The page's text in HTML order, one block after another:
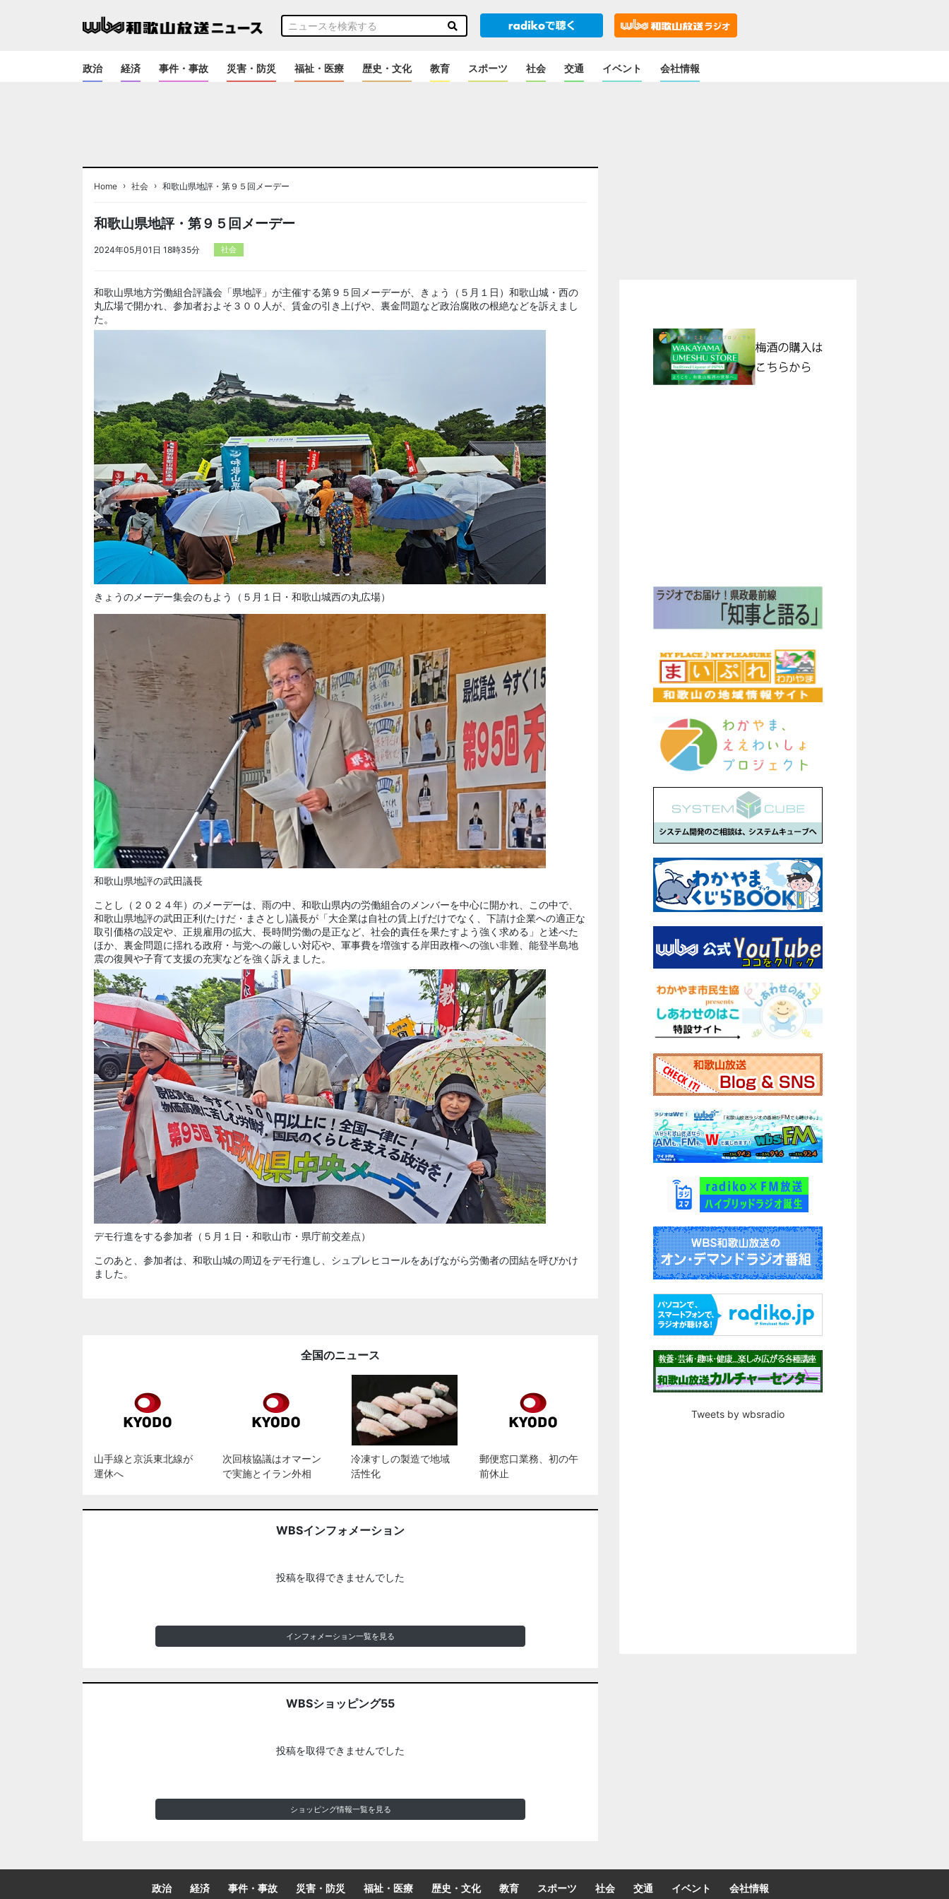
政治 経済 事件・事故 災害・防災 福祉・医療 歴史・文化 教育 スポーツ 社会 交通 イベント 会社情報
Home › 社会 › 和歌山県地評・第９５回メーデー
和歌山県地評・第９５回メーデー
2024年05月01日 18時35分 社会
和歌山県地方労働組合評議会「県地評」が主催する第９５回メーデーが、きょう（５月１日）和歌山城・西の
丸広場で開かれ、参加者およそ３００人が、賃金の引き上げや、裏金問題など政治腐敗の根絶などを訴えまし
た。
きょうのメーデー集会のもよう（５月１日・和歌山城西の丸広場）
和歌山県地評の武田議長
ことし（２０２４年）のメーデーは、雨の中、和歌山県内の労働組合のメンバーを中心に開かれ、この中で、
和歌山県地評の武田正利(たけだ・まさとし)議長が「大企業は自社の賃上げだけでなく、下請け企業への適正な
取引価格の設定や、正規雇用の拡大、長時間労働の是正など、社会的責任を果たすよう強く求める」と述べた
ほか、裏金問題に揺れる政府・与党への厳しい対応や、軍事費を増強する岸田政権への強い非難、能登半島地
震の復興や子育て支援の充実などを強く訴えました。
デモ行進をする参加者（５月１日・和歌山市・県庁前交差点）
このあと、参加者は、和歌山城の周辺をデモ行進し、シュプレヒコールをあげながら労働者の団結を呼びかけ
ました。
全国のニュース
山手線と京浜東北線が
運休へ
次回核協議はオマーン
で実施とイラン外相
冷凍すしの製造で地域
活性化
郵便窓口業務、初の午
前休止
WBSインフォメーション
投稿を取得できませんでした
インフォメーション一覧を見る
WBSショッピング55
投稿を取得できませんでした
ショッピング情報一覧を見る
Tweets by wbsradio
政治 経済 事件・事故 災害・防災 福祉・医療 歴史・文化 教育 スポーツ 社会 交通 イベント 会社情報